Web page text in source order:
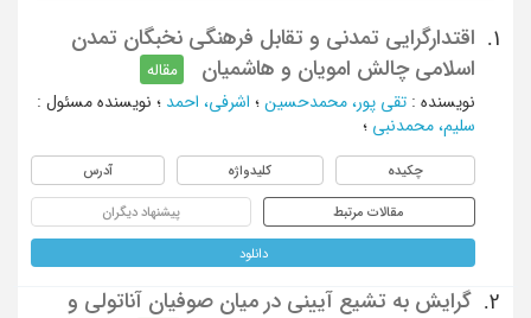
1.
اقتدارگرایی تمدنی و تقابل فرهنگی نخبگان تمدن
اسلامی چالش امویان و هاشمیان
مقاله
نویسنده : تقی پور، محمدحسین ؛ اشرفی، احمد ؛ نویسنده مسئول :
سلیم، محمدنبی ؛
چکیده کلیدواژه آدرس
مقالات مرتبط پیشنهاد دیگران
دانلود
2.
گرایش به تشیع آیینی در میان صوفیان آناتولی و